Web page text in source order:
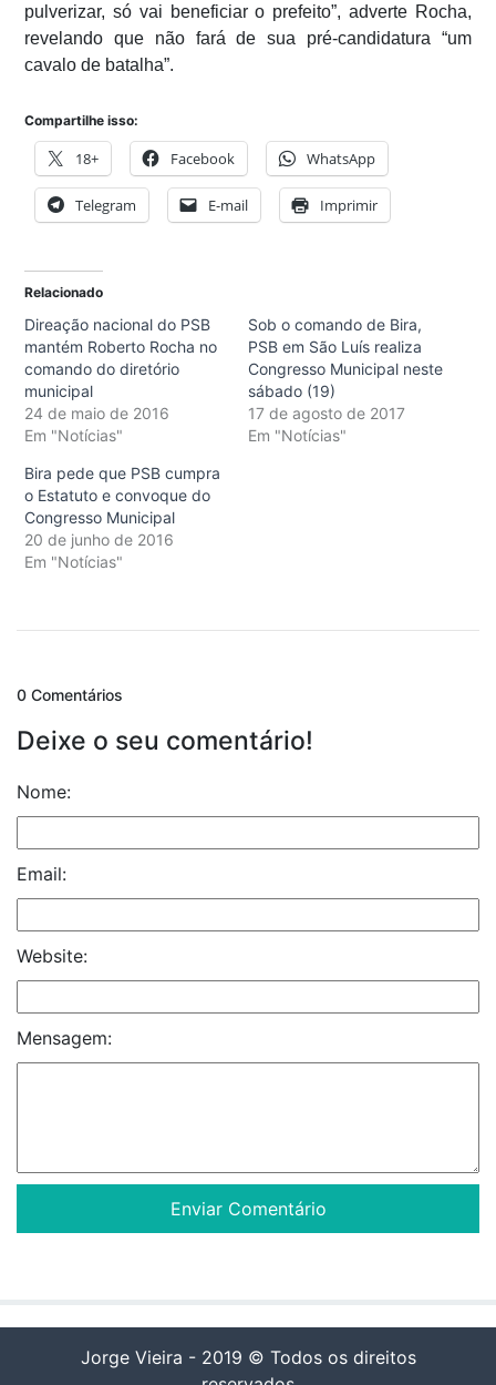
pulverizar, só vai beneficiar o prefeito”, adverte Rocha,
revelando que não fará de sua pré-candidatura “um
cavalo de batalha”.
Compartilhe isso:
18+ Facebook WhatsApp
Telegram E-mail Imprimir
Relacionado
Direação nacional do PSB
mantém Roberto Rocha no
comando do diretório
municipal
24 de maio de 2016
Em "Notícias"
Sob o comando de Bira,
PSB em São Luís realiza
Congresso Municipal neste
sábado (19)
17 de agosto de 2017
Em "Notícias"
Bira pede que PSB cumpra
o Estatuto e convoque do
Congresso Municipal
20 de junho de 2016
Em "Notícias"
0 Comentários
Deixe o seu comentário!
Nome:
Email:
Website:
Mensagem:
Jorge Vieira - 2019 © Todos os direitos